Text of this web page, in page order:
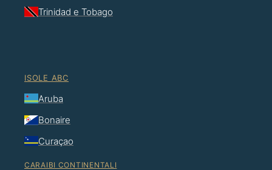
Trinidad e Tobago
ISOLE ABC
Aruba
Bonaire
Curaçao
CARAIBI CONTINENTALI